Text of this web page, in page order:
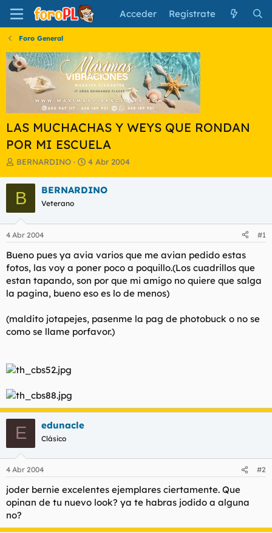
Acceder Regístrate
Foro General
LAS MUCHACHAS Y WEYS QUE RONDAN
POR MI ESCUELA
I
i
c
i
a
d
o
d
e
l
t
a
BERNARDINO
F
h
e
i
c
i
o
4 Abr 2004
B BERNARDINO
Veterano
4 Abr 2004 #1
Bueno pues ya avia varios que me avian pedido estas
fotos, las voy a poner poco a poquillo.(Los cuadrillos que
estan tapando, son por que mi amigo no quiere que salga
la pagina, bueno eso es lo de menos)
(maldito jotapejes, pasenme la pag de photobuck o no se
como se llame porfavor.)
E edunacle
Clásico
4 Abr 2004 #2
joder bernie excelentes ejemplares ciertamente. Que
opinan de tu nuevo look? ya te habras jodido a alguna
no?